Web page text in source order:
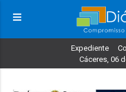
Expediente
Cáceres, 06